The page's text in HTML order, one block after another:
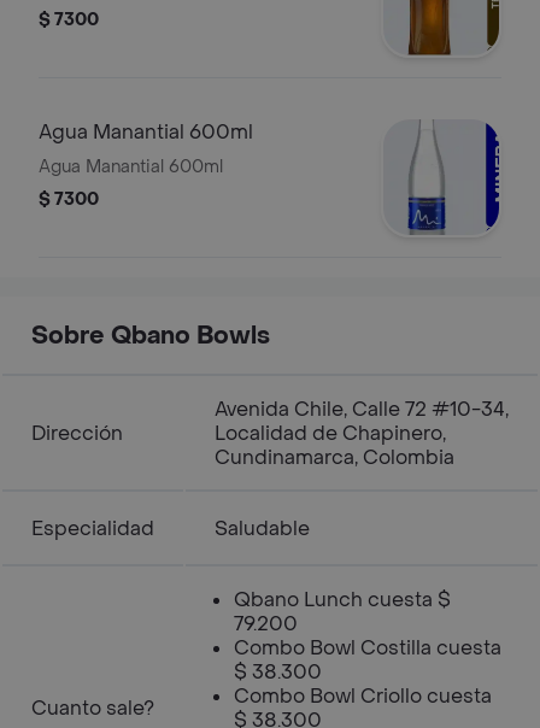
$ 7300
Agua Manantial 600ml
Agua Manantial 600ml
$ 7300
Sobre Qbano Bowls
Dirección
Avenida Chile, Calle 72 #10-34,
Localidad de Chapinero,
Cundinamarca, Colombia
Especialidad Saludable
Cuanto sale?
Qbano Lunch cuesta $
79.200
Combo Bowl Costilla cuesta
$ 38.300
Combo Bowl Criollo cuesta
$ 38.300